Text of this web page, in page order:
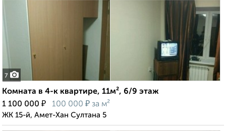
7
Комната в 4-к квартире, 11м², 6/9 этаж
1 100 000 ₽ 100 000 ₽ за м²
ЖК 15-й, Амет-Хан Султана 5